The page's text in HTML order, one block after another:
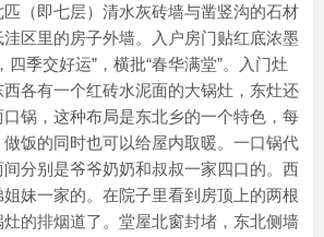
（即七层）清水灰砖墙与凿竖沟的石材
区里的房子外墙。入户房门贴红底浓墨
四季交好运”，横批“春华满堂”。入门灶
各有一个红砖水泥面的大锅灶，东灶还
锅，这种布局是东北乡的一个特色，每
饭的同时也可以给屋内取暖。一口锅代
分别是爷爷奶奶和叔叔一家四口的。西
妹一家的。在院子里看到房顶上的两根
的排烟道了。堂屋北窗封堵，东北侧墙